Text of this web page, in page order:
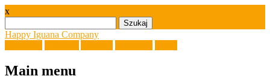
x
Happy Iguana Company
Main menu